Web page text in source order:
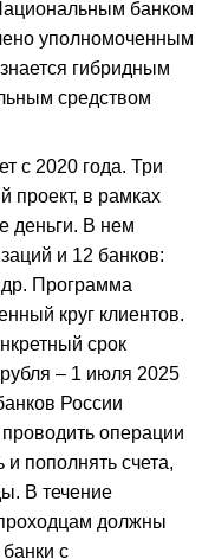
банком
уполномоченным
гибридным
средством
с 2020 года. Три
проект, в рамках
деньги. В нем
и 12 банков:
Программа
круг клиентов.
срок
– 1 июля 2025
России
операции
пополнять счета,
В течение
должны
с